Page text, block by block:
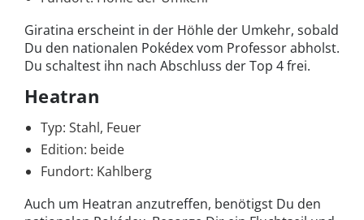
Giratina erscheint in der Höhle der Umkehr, sobald
Du den nationalen Pokédex vom Professor abholst.
Du schaltest ihn nach Abschluss der Top 4 frei.
Heatran
Typ: Stahl, Feuer
Edition: beide
Fundort: Kahlberg
Auch um Heatran anzutreffen, benötigst Du den